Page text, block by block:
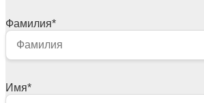
Фамилия*
Имя*